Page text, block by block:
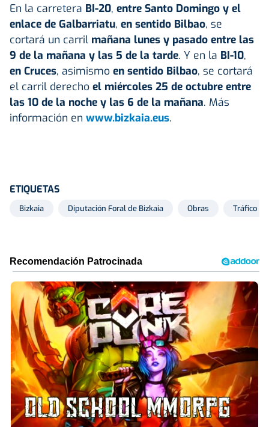
En la carretera BI-20, entre Santo Domingo y el
enlace de Galbarriatu, en sentido Bilbao, se
cortará un carril mañana lunes y pasado entre las
9 de la mañana y las 5 de la tarde. Y en la BI-10,
en Cruces, asimismo en sentido Bilbao, se cortará
el carril derecho el miércoles 25 de octubre entre
las 10 de la noche y las 6 de la mañana. Más
información en www.bizkaia.eus.
ETIQUETAS
Bizkaia Diputación Foral de Bizkaia Obras Tráfico